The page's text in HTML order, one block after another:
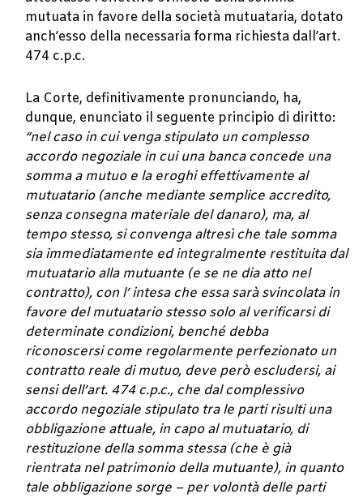
mutuata in favore della società mutuataria, dotato
anch’esso della necessaria forma richiesta dall’art.
474 c.p.c.
La Corte, definitivamente pronunciando, ha,
dunque, enunciato il seguente principio di diritto:
“nel caso in cui venga stipulato un complesso
accordo negoziale in cui una banca concede una
somma a mutuo e la eroghi effettivamente al
mutuatario (anche mediante semplice accredito,
senza consegna materiale del danaro), ma, al
tempo stesso, si convenga altresì che tale somma
sia immediatamente ed integralmente restituita dal
mutuatario alla mutuante (e se ne dia atto nel
contratto), con l’ intesa che essa sarà svincolata in
favore del mutuatario stesso solo al verificarsi di
determinate condizioni, benché debba
riconoscersi come regolarmente perfezionato un
contratto reale di mutuo, deve però escludersi, ai
sensi dell’art. 474 c.p.c., che dal complessivo
accordo negoziale stipulato tra le parti risulti una
obbligazione attuale, in capo al mutuatario, di
restituzione della somma stessa (che è già
rientrata nel patrimonio della mutuante), in quanto
tale obbligazione sorge – per volontà delle parti